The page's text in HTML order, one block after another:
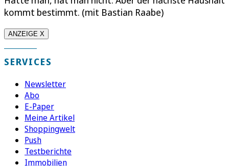
kommt bestimmt. (mit Bastian Raabe)
ANZEIGE X
SERVICES
Newsletter
Abo
E-Paper
Meine Artikel
Shoppingwelt
Push
Testberichte
Immobilien